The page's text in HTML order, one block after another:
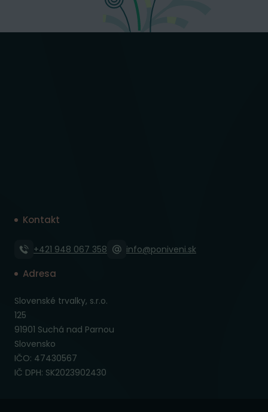
Kontakt
+421 948 067 358 info@poniveni.sk
Adresa
Slovenské trvalky, s.r.o.
125
91901 Suchá nad Parnou
Slovensko
IČO: 47430567
IČ DPH: SK2023902430